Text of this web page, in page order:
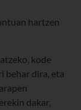
hartzen
kode
behar dira, eta
dakar,